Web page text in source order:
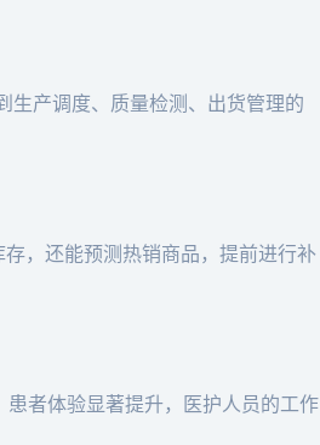
生产调度、质量检测、出货管理的
，还能预测热销商品，提前进行补
者体验显著提升，医护人员的工作